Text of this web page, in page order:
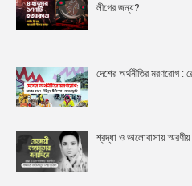
লীগের জন্য?
দেশের অর্থনীতির মরণরোগ :
শ্রদ্ধা ও ভালোবাসায়